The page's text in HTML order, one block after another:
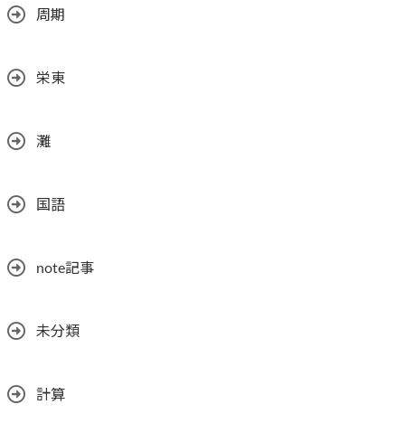
周期
栄東
灘
国語
note記事
未分類
計算